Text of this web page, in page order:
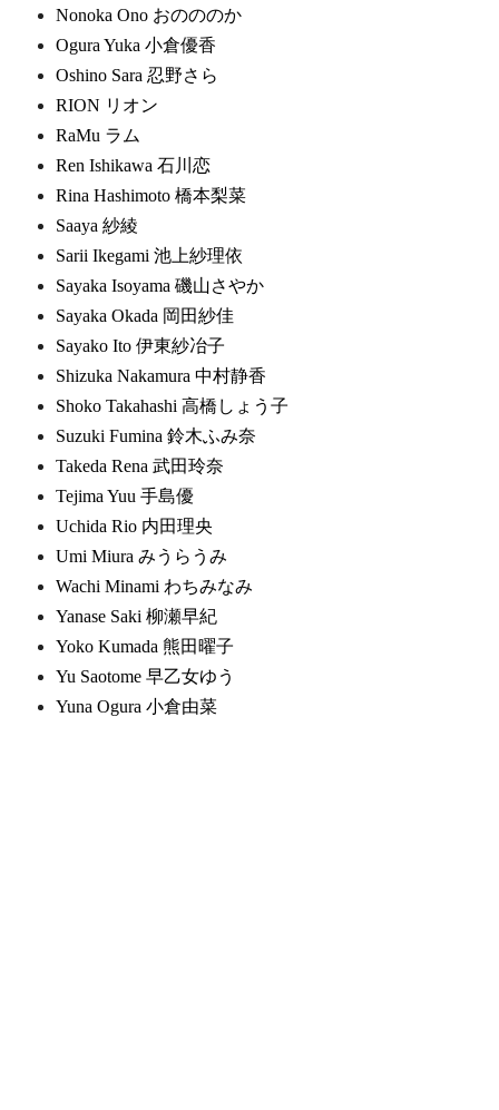
Nonoka Ono おのののか
Ogura Yuka 小倉優香
Oshino Sara 忍野さら
RION リオン
RaMu ラム
Ren Ishikawa 石川恋
Rina Hashimoto 橋本梨菜
Saaya 紗綾
Sarii Ikegami 池上紗理依
Sayaka Isoyama 磯山さやか
Sayaka Okada 岡田紗佳
Sayako Ito 伊東紗冶子
Shizuka Nakamura 中村静香
Shoko Takahashi 高橋しょう子
Suzuki Fumina 鈴木ふみ奈
Takeda Rena 武田玲奈
Tejima Yuu 手島優
Uchida Rio 内田理央
Umi Miura みうらうみ
Wachi Minami わちみなみ
Yanase Saki 柳瀬早紀
Yoko Kumada 熊田曜子
Yu Saotome 早乙女ゆう
Yuna Ogura 小倉由菜